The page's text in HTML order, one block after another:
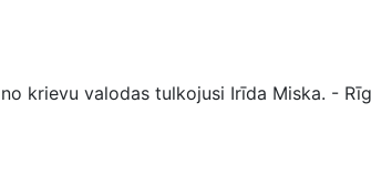
krievu valodas tulkojusi Irīda Miska. -